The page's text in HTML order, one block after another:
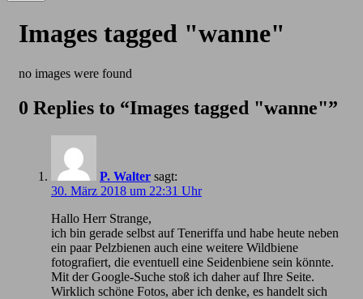
Images tagged "wanne"
no images were found
0 Replies to “Images tagged "wanne"”
P. Walter sagt:
30. März 2018 um 22:31 Uhr
Hallo Herr Strange,
ich bin gerade selbst auf Teneriffa und habe heute neben
ein paar Pelzbienen auch eine weitere Wildbiene
fotografiert, die eventuell eine Seidenbiene sein könnte.
Mit der Google-Suche stoß ich daher auf Ihre Seite.
Wirklich schöne Fotos, aber ich denke, es handelt sich